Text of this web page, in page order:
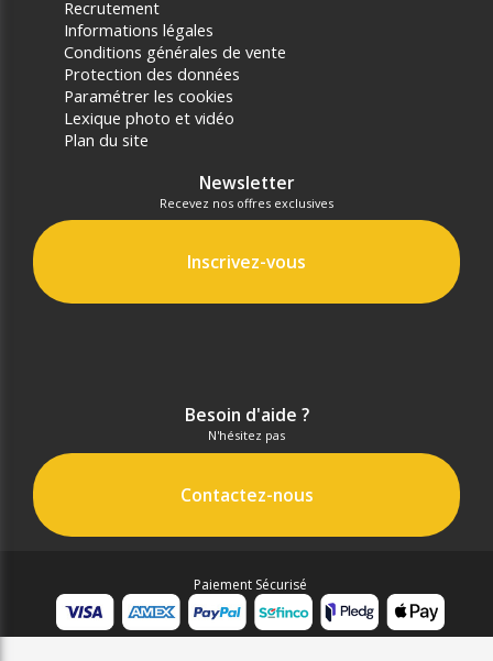
Recrutement
Informations légales
Conditions générales de vente
Protection des données
Paramétrer les cookies
Lexique photo et vidéo
Plan du site
Newsletter
Recevez nos offres exclusives
Inscrivez-vous
Besoin d'aide ?
N'hésitez pas
Contactez-nous
Paiement Sécurisé